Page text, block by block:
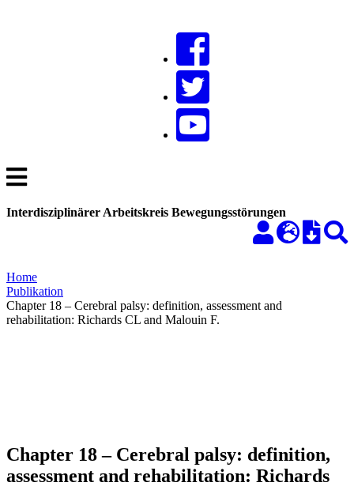
Interdisziplinärer Arbeitskreis Bewegungsstörungen
Home
Publikation
Chapter 18 – Cerebral palsy: definition, assessment and
rehabilitation: Richards CL and Malouin F.
Chapter 18 – Cerebral palsy: definition,
assessment and rehabilitation: Richards